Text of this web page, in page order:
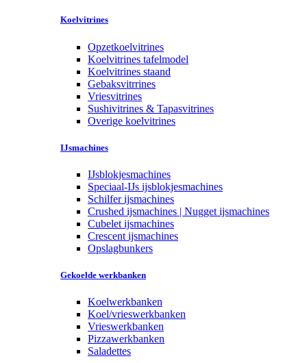
Koelvitrines
Opzetkoelvitrines
Koelvitrines tafelmodel
Koelvitrines staand
Gebaksvitrrines
Vriesvitrines
Sushivitrines & Tapasvitrines
Overige koelvitrines
IJsmachines
IJsblokjesmachines
Speciaal-IJs ijsblokjesmachines
Schilfer ijsmachines
Crushed ijsmachines | Nugget ijsmachines
Cubelet ijsmachines
Crescent ijsmachines
Opslagbunkers
Gekoelde werkbanken
Koelwerkbanken
Koel/vrieswerkbanken
Vrieswerkbanken
Pizzawerkbanken
Saladettes